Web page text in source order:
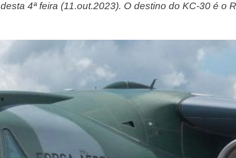
4ª feira (11.out.2023). O destino do KC-30 é o